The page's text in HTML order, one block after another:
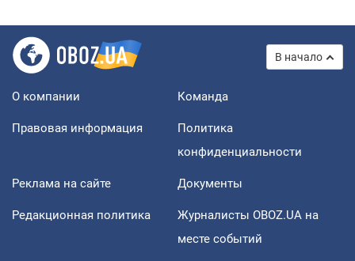
В начало
О компании Команда
Правовая информация
Политика
конфиденциальности
Реклама на сайте Документы
Редакционная политика
Журналисты OBOZ.UA на
месте событий